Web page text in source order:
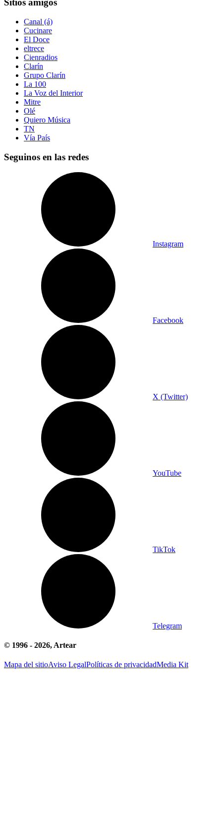
Sitios amigos
Canal (á)
Cucinare
El Doce
eltrece
Cienradios
Clarín
Grupo Clarín
La 100
La Voz del Interior
Mitre
Olé
Quiero Música
TN
Vía País
Seguinos en las redes
Instagram
Facebook
X (Twitter)
YouTube
TikTok
Telegram
© 1996 - 2026, Artear
Mapa del sitioAviso LegalPolíticas de privacidadMedia Kit